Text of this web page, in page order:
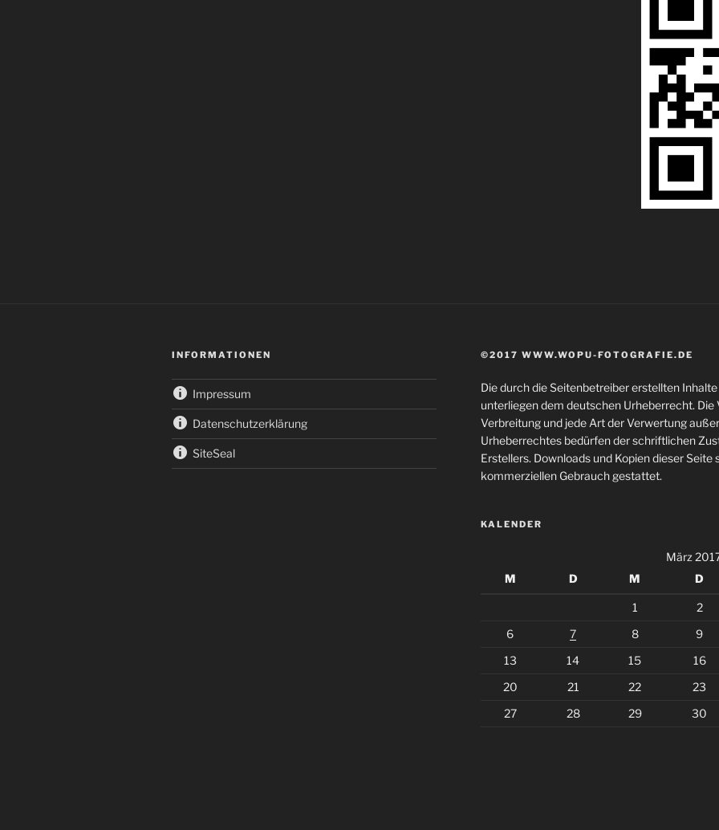
INFORMATIONEN
Impressum
Datenschutzerklärung
SiteSeal
©2017 WWW.WOPU-FOTOGRAFIE.DE
Die durch die Seitenbetreiber erstellten
unterliegen dem deutschen Urheberrecht.
Verbreitung und jede Art der Verwertung
Urheberrechtes bedürfen der schriftlichen
Erstellers. Downloads und Kopien dieser
kommerziellen Gebrauch gestattet.
KALENDER
März
M
D M D
1
2
6
7 8
9
13
14 15
16
20
21 22
23
27
28 29 30